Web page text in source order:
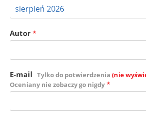
Autor *
E-mail Tylko do potwierdzenia (nie
Oceniany nie zobaczy go nigdy *